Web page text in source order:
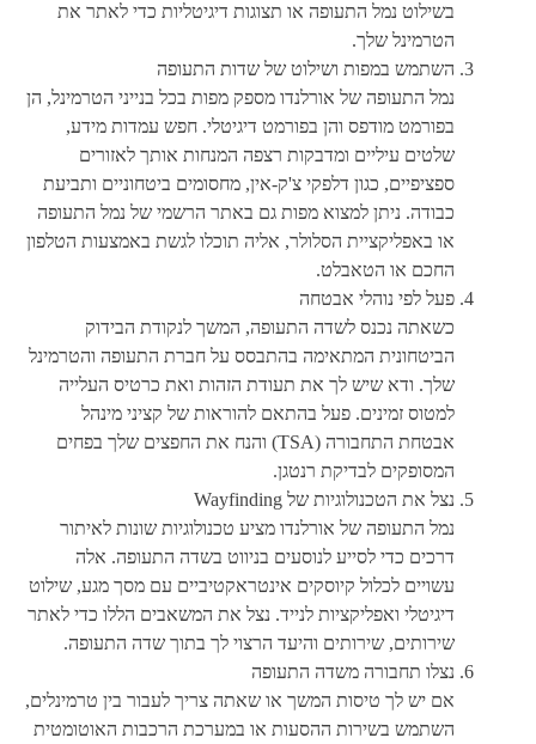
בשילוט נמל התעופה או תצוגות דיגיטליות כדי לאתר את
הטרמינל שלך.
השתמש במפות ושילוט של שדות התעופה
נמל התעופה של אורלנדו מספק מפות בכל בנייני הטרמינל, הן
בפורמט מודפס והן בפורמט דיגיטלי. חפש עמדות מידע,
שלטים עיליים ומדבקות רצפה המנחות אותך לאזורים
ספציפיים, כגון דלפקי צ'ק-אין, מחסומים ביטחוניים ותביעת
כבודה. ניתן למצוא מפות גם באתר הרשמי של נמל התעופה
או באפליקציית הסלולר, אליה תוכלו לגשת באמצעות הטלפון
החכם או הטאבלט.
פעל לפי נוהלי אבטחה
כשאתה נכנס לשדה התעופה, המשך לנקודת הבידוק
הביטחונית המתאימה בהתבסס על חברת התעופה והטרמינל
שלך. ודא שיש לך את תעודת הזהות ואת כרטיס העלייה
למטוס זמינים. פעל בהתאם להוראות של קציני מינהל
אבטחת התחבורה (TSA) והנח את החפצים שלך בפחים
המסופקים לבדיקת רנטגן.
נצל את הטכנולוגיות של Wayfinding
נמל התעופה של אורלנדו מציע טכנולוגיות שונות לאיתור
דרכים כדי לסייע לנוסעים בניווט בשדה התעופה. אלה
עשויים לכלול קיוסקים אינטראקטיביים עם מסך מגע, שילוט
דיגיטלי ואפליקציות לנייד. נצל את המשאבים הללו כדי לאתר
שירותים, שירותים והיעד הרצוי לך בתוך שדה התעופה.
נצלו תחבורה משדה התעופה
אם יש לך טיסות המשך או שאתה צריך לעבור בין טרמינלים,
השתמש בשירות ההסעות או במערכת הרכבות האוטומטית